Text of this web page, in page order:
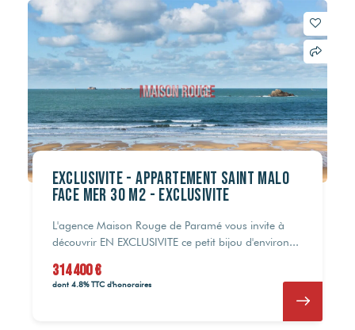
162 440 €
314 400 €
218 400 €
393 000 €
256 700 €
246 200 €
332 800 €
429 680 €
309 160 €
162 440 €
314 400 €
218 400 €
393 000 €
256 700 €
246 200 €
332 800 €
429 680 €
309 160 €
EXCLUSIVITE - Appartement Saint Malo
FACE MER 30 m2 - EXCLUSIVITE
L'agence Maison Rouge de Paramé vous invite à
découvrir EN EXCLUSIVITE ce petit bijou d'environ...
314 400 €
dont 4.8% TTC d'honoraires